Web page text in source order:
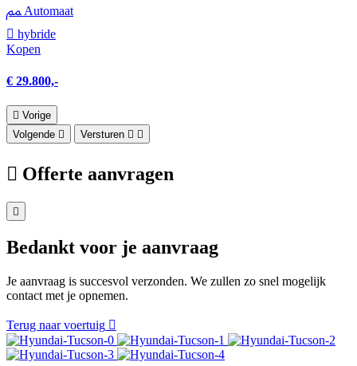
Automaat
hybride
Kopen
€ 29.800,-
Vorige
Volgende
Versturen
Offerte aanvragen
Bedankt voor je aanvraag
Je aanvraag is succesvol verzonden. We zullen zo snel mogelijk
contact met je opnemen.
Terug naar voertuig